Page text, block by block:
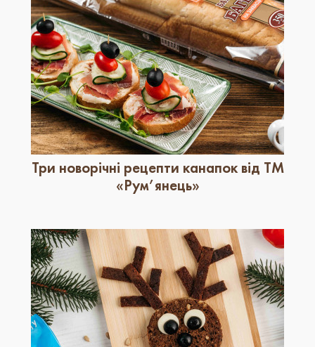
Три новорічні рецепти канапок від ТМ
«Рум’янець»